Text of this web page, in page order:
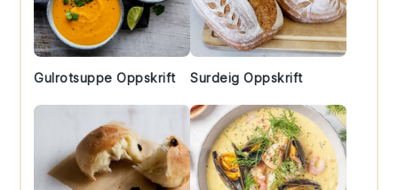
Gulrotsuppe Oppskrift Surdeig Oppskrift